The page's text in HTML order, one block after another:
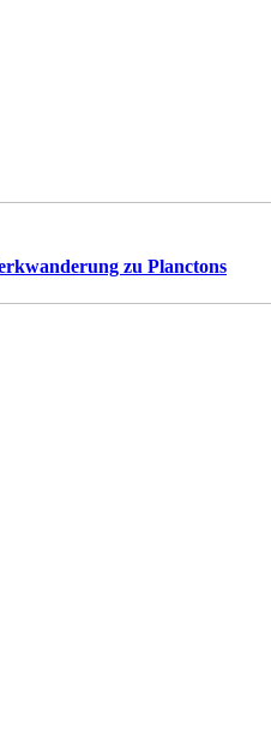
zu Planctons